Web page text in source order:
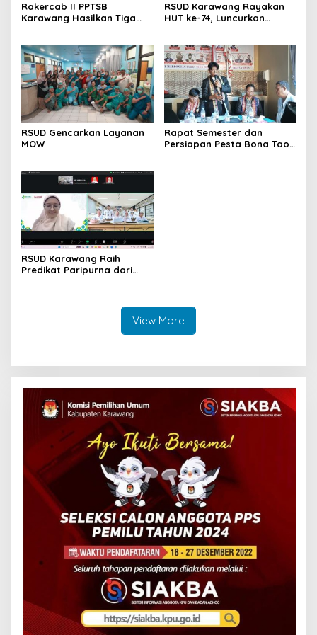
Rakercab II PPTSB
Karawang Hasilkan Tiga
RSUD Karawang Rayakan
HUT ke-74, Luncurkan
Pelayanan Kesehatan
RSUD Gencarkan Layanan
MOW
Rapat Semester dan
Persiapan Pesta Bona Taon
RSUD Karawang Raih
Predikat Paripurna dari
View More